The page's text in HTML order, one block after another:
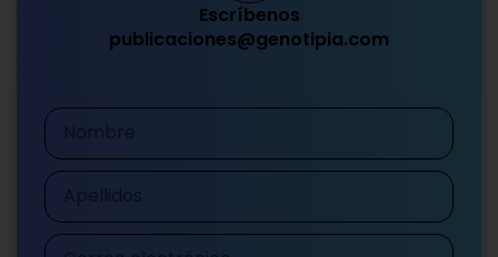
Escríbenos
publicaciones@genotipia.com
Nombre
Apellidos
Correo